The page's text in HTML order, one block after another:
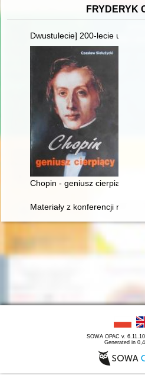
FRYDERYK
Dwustulecie] 200-lecie
Chopin - geniusz cierpiący
Materiały z konferencji
SOWA OPAC v.
Generated in